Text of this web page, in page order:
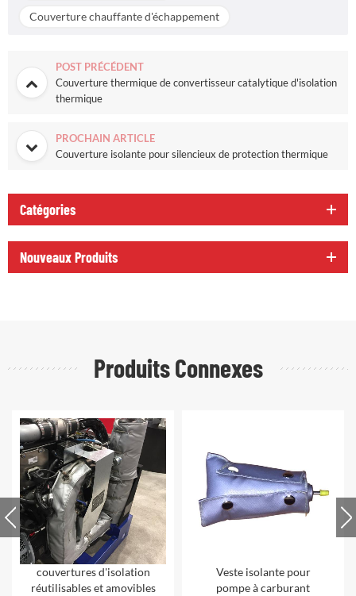
Couverture chauffante d'échappement
POST PRÉCÉDENT
Couverture thermique de convertisseur catalytique d'isolation
thermique
PROCHAIN ARTICLE
Couverture isolante pour silencieux de protection thermique
Catégories
Nouveaux Produits
Produits Connexes
couvertures d'isolation
réutilisables et amovibles
Veste isolante pour
pompe à carburant